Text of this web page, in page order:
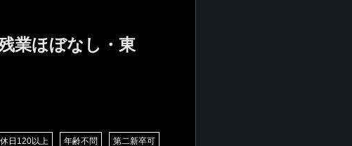
業ほぼなし・東
日120以上 年齢不問 第二新卒可